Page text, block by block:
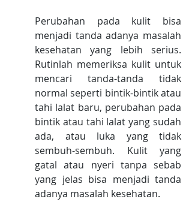
Perubahan pada kulit bisa
menjadi tanda adanya masalah
kesehatan yang lebih serius.
Rutinlah memeriksa kulit untuk
mencari tanda-tanda tidak
normal seperti bintik-bintik atau
tahi lalat baru, perubahan pada
bintik atau tahi lalat yang sudah
ada, atau luka yang tidak
sembuh-sembuh. Kulit yang
gatal atau nyeri tanpa sebab
yang jelas bisa menjadi tanda
adanya masalah kesehatan.